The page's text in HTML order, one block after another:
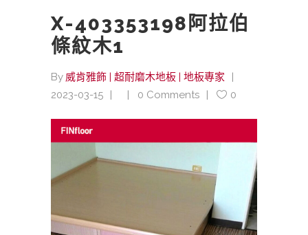
X-403353198阿拉伯
條紋木1
By 威肯雅飾 | 超耐磨木地板 | 地板專家
2023-03-15
0 Comments 0